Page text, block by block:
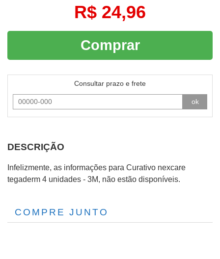
R$ 24,96
Comprar
Consultar prazo e frete
ok
DESCRIÇÃO
Infelizmente, as informações para Curativo nexcare
tegaderm 4 unidades - 3M, não estão disponíveis.
COMPRE JUNTO